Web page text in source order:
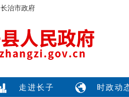
长治市政府
走进长子 时政动